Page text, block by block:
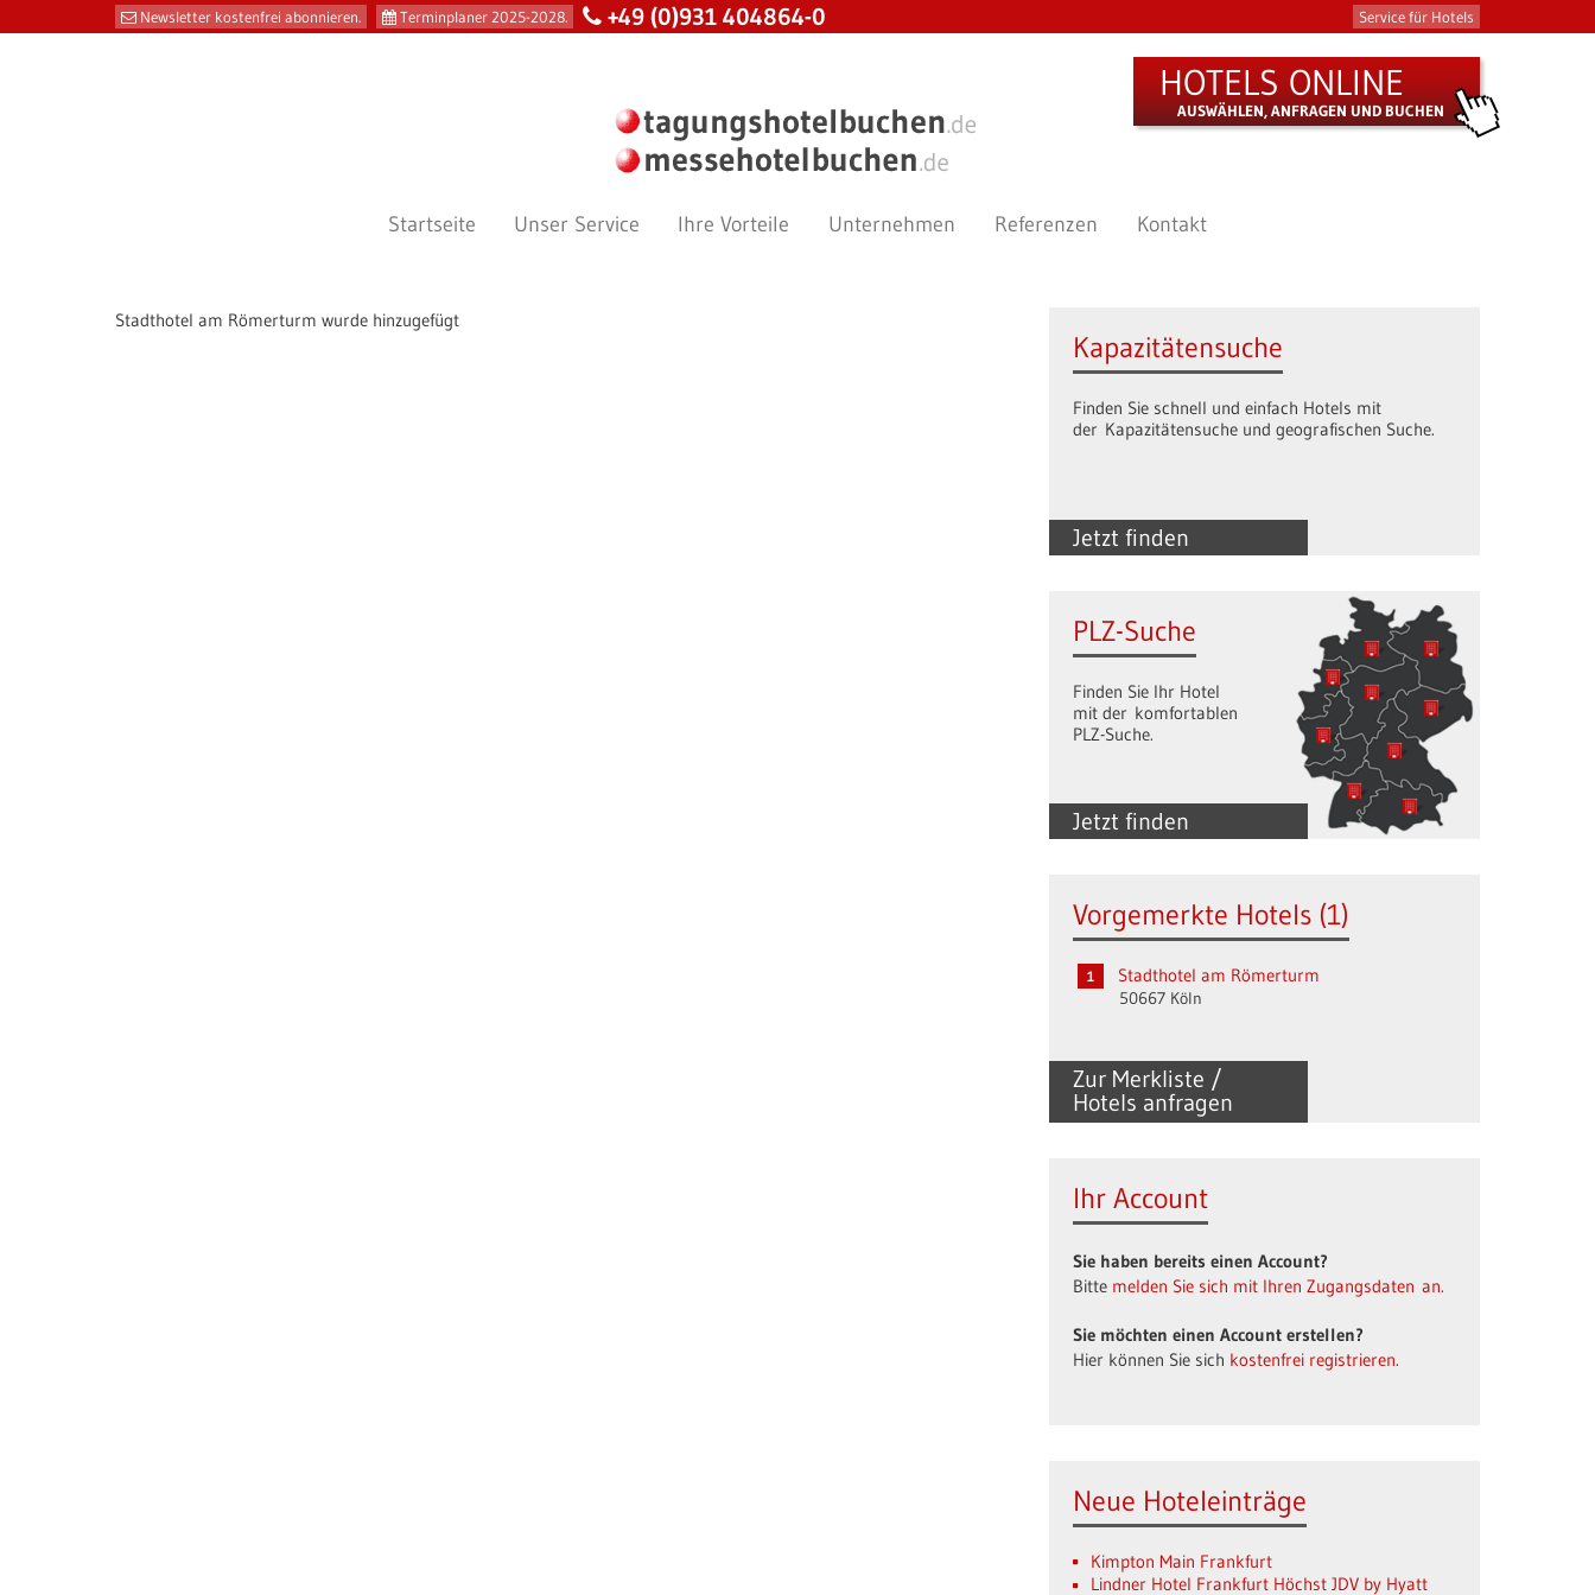
Newsletter kostenfrei abonnieren. Terminplaner 2025-2028. +49 (0)931 404864-0 Service für Hotels
HOTELS ONLINE
AUSWÄHLEN, ANFRAGEN UND BUCHEN
Startseite Unser Service Ihre Vorteile Unternehmen Referenzen Kontakt
Stadthotel am Römerturm wurde hinzugefügt
Jetzt finden
Kapazitätensuche
Finden Sie schnell und einfach Hotels mit
der Kapazitätensuche und geografischen Suche.
Jetzt finden
PLZ-Suche
Finden Sie Ihr Hotel
mit der komfortablen
PLZ-Suche.
Zur Merkliste /
Hotels anfragen
Vorgemerkte Hotels (1)
Stadthotel am Römerturm
50667 Köln
Ihr Account
Sie haben bereits einen Account?
Bitte melden Sie sich mit Ihren Zugangsdaten an.
Sie möchten einen Account erstellen?
Hier können Sie sich kostenfrei registrieren.
Neue Hoteleinträge
Kimpton Main Frankfurt
Lindner Hotel Frankfurt Höchst JDV by Hyatt